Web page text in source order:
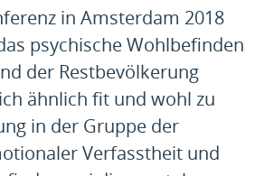
in Amsterdam 2018
psychische Wohlbefinden
der Restbevölkerung
ähnlich fit und wohl zu
in der Gruppe der
Verfasstheit und